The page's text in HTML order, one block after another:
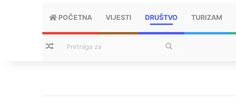
POČETNA VIJESTI DRUŠTVO TURIZAM
Nasumični tekstovi